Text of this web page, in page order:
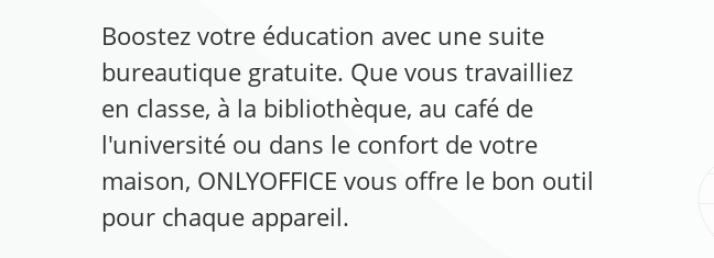
Boostez votre éducation avec une suite
bureautique gratuite. Que vous travailliez
en classe, à la bibliothèque, au café de
l'université ou dans le confort de votre
maison, ONLYOFFICE vous offre le bon outil
pour chaque appareil.